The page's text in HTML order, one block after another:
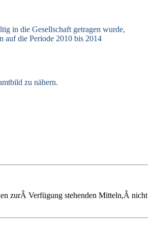
in die Gesellschaft getragen wurde,
auf die Periode 2010 bis 2014
zu nähern.
zurÂ Verfügung stehenden Mitteln,Â nicht